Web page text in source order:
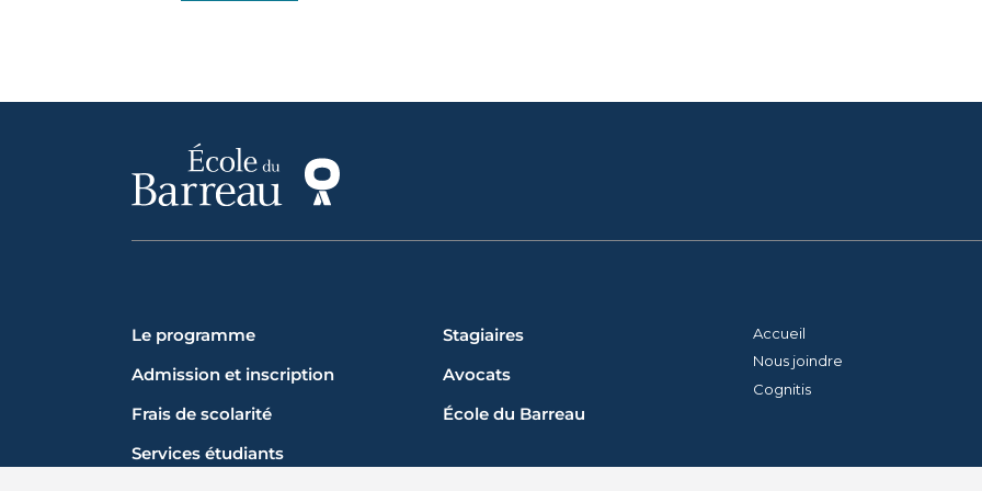
Le programme
Admission et inscription
Frais de scolarité
Services étudiants
Stagiaires
Avocats
École du Barreau
Accueil
Nous joindre
Cognitis